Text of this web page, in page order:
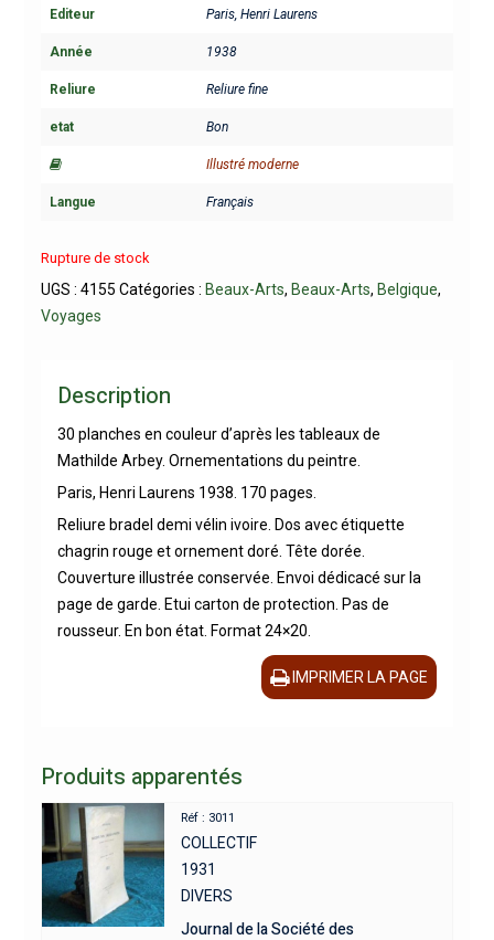
Editeur Paris, Henri Laurens
Année 1938
Reliure Reliure fine
etat Bon
Illustré moderne
Langue Français
Rupture de stock
UGS : 4155 Catégories : Beaux-Arts, Beaux-Arts, Belgique,
Voyages
Description
30 planches en couleur d’après les tableaux de
Mathilde Arbey. Ornementations du peintre.
Paris, Henri Laurens 1938. 170 pages.
Reliure bradel demi vélin ivoire. Dos avec étiquette
chagrin rouge et ornement doré. Tête dorée.
Couverture illustrée conservée. Envoi dédicacé sur la
page de garde. Etui carton de protection. Pas de
rousseur. En bon état. Format 24×20.
IMPRIMER LA PAGE
Produits apparentés
Réf : 3011
COLLECTIF
1931
DIVERS
Journal de la Société des